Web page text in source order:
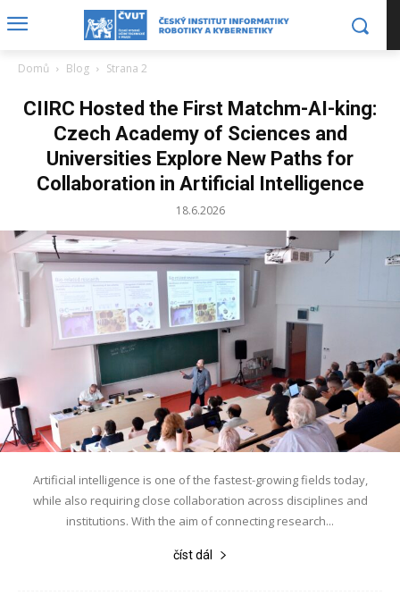
Domů Blog Strana 2
CIIRC Hosted the First Matchm-AI-king:
Czech Academy of Sciences and
Universities Explore New Paths for
Collaboration in Artificial Intelligence
18.6.2026
Artificial intelligence is one of the fastest-growing fields today,
while also requiring close collaboration across disciplines and
institutions. With the aim of connecting research...
číst dál